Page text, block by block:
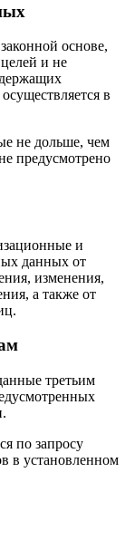
основе,
и не
в
не дольше, чем
предусмотрено
и
данных от
изменения,
а также от
третьим
по запросу
в установленном